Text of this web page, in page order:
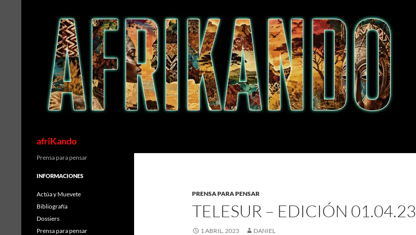
afriKando
PRENSA PARA PENSAR
TELESUR – EDICIÓN 01.04.23
1 ABRIL, 2023 DANIEL
Prensa para pensar
INFORMACIONES
Actúa y Muevete
Bibliografía
Dossiers
Prensa para pensar